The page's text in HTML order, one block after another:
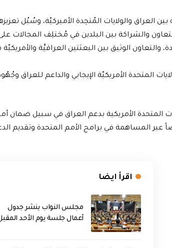
العراق والولايات المُتحِدة الأميركيّة، وسُبُل
والشراكة بين البلدين في مُختلِف المجالات
والتعاون الوثيق بين البعثتين العراقيَّة والأمريكيّة
المتحدة الأمريكيّة الإيجابي والداعم للعراق
المتحدة الأمريكية بدعم العراق في سبيل ضمان
عبر المساهمة في برامج الأمم المتحدة وتقديم
اقرأ ايضا
مجلس النواب ينشر جدول
أعمال جلسة يوم الأحد